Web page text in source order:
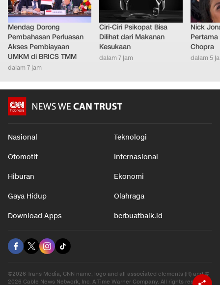
Mendag Dorong
Pembahasan Perluasan
Akses Pembiayaan
UMKM di BRICS TMM
dalam 7 jam
Ciri-Ciri Psikopat Bisa
Dilihat dari Makanan
Kesukaan
dalam 7 jam
Nick
Chopra
dalam 5
Nasional Teknologi
Otomotif Internasional
Hiburan Ekonomi
Gaya Hidup Olahraga
Download Apps berbuatbaik.id
©2026 Trans Media, CNN name, logo and all associated elements (R) and ©
2026 Cable News Network, Inc. A Time Warner Company. All rights reserved.